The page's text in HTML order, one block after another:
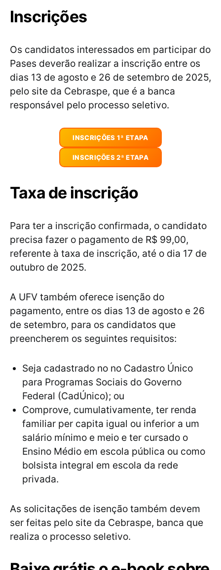
Inscrições
Os candidatos interessados em participar do
Pases deverão realizar a inscrição entre os
dias 13 de agosto e 26 de setembro de 2025,
pelo site da Cebraspe, que é a banca
responsável pelo processo seletivo.
INSCRIÇÕES 1ª ETAPA
INSCRIÇÕES 2ª ETAPA
Taxa de inscrição
Para ter a inscrição confirmada, o candidato
precisa fazer o pagamento de R$ 99,00,
referente à taxa de inscrição, até o dia 17 de
outubro de 2025.
A UFV também oferece isenção do
pagamento, entre os dias 13 de agosto e 26
de setembro, para os candidatos que
preencherem os seguintes requisitos:
Seja cadastrado no no Cadastro Único
para Programas Sociais do Governo
Federal (CadÚnico); ou
Comprove, cumulativamente, ter renda
familiar per capita igual ou inferior a um
salário mínimo e meio e ter cursado o
Ensino Médio em escola pública ou como
bolsista integral em escola da rede
privada.
As solicitações de isenção também devem
ser feitas pelo site da Cebraspe, banca que
realiza o processo seletivo.